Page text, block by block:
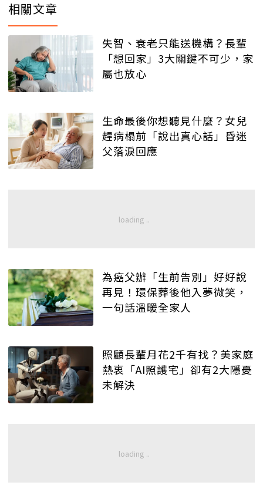
相關文章
失智、衰老只能送機構？長輩
「想回家」3大關鍵不可少，家
屬也放心
生命最後你想聽見什麼？女兒
趕病榻前「說出真心話」昏迷
父落淚回應
為癌父辦「生前告別」好好說
再見！環保葬後他入夢微笑，
一句話溫暖全家人
照顧長輩月花2千有找？美家庭
熱衷「AI照護宅」卻有2大隱憂
未解決